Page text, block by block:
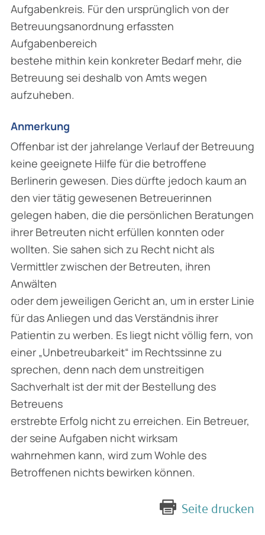
Aufgabenkreis. Für den ursprünglich von der
Betreuungsanordnung erfassten
Aufgabenbereich
bestehe mithin kein konkreter Bedarf mehr, die
Betreuung sei deshalb von Amts wegen
aufzuheben.
Anmerkung
Offenbar ist der jahrelange Verlauf der Betreuung
keine geeignete Hilfe für die betroffene
Berlinerin gewesen. Dies dürfte jedoch kaum an
den vier tätig gewesenen Betreuerinnen
gelegen haben, die die persönlichen Beratungen
ihrer Betreuten nicht erfüllen konnten oder
wollten. Sie sahen sich zu Recht nicht als
Vermittler zwischen der Betreuten, ihren
Anwälten
oder dem jeweiligen Gericht an, um in erster Linie
für das Anliegen und das Verständnis ihrer
Patientin zu werben. Es liegt nicht völlig fern, von
einer „Unbetreubarkeit“ im Rechtssinne zu
sprechen, denn nach dem unstreitigen
Sachverhalt ist der mit der Bestellung des
Betreuens
erstrebte Erfolg nicht zu erreichen. Ein Betreuer,
der seine Aufgaben nicht wirksam
wahrnehmen kann, wird zum Wohle des
Betroffenen nichts bewirken können.
Seite drucken